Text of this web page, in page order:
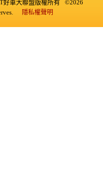
好車大聯盟版權所有
©2026
隱私權聲明